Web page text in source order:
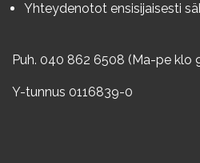
Yhteydenotot ensisijaisesti
Puh. 040 862 6508 (Ma-pe klo
Y-tunnus 0116839-0